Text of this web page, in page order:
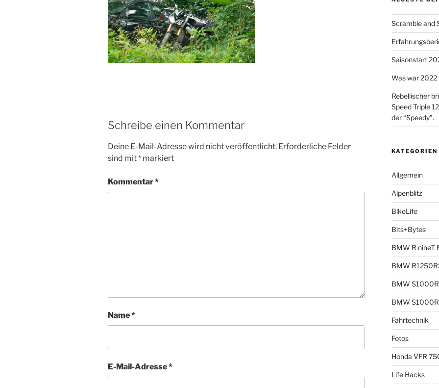
Schreibe einen Kommentar
Deine E-Mail-Adresse wird nicht veröffentlicht. Erforderliche Felder
sind mit* markiert
Kommentar*
Name*
E-Mail-Adresse*
Scramble and
Saisonstart
Was war 2022
Rebellischer
Speed Triple
der “Speedy”.
KATEGORIEN
Allgemein
Alpenblitz
BikeLife
Bits+Bytes
BMW R nineT
BMW
BMW S1000R
BMW
Fahrtechnik
Fotos
Honda VFR
Life Hacks